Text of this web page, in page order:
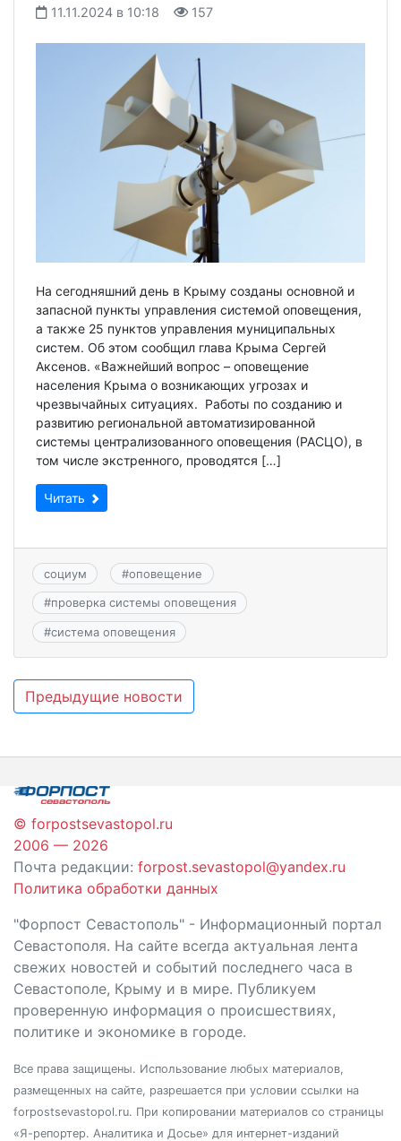
11.11.2024 в 10:18 157
На сегодняшний день в Крыму созданы основной и
запасной пункты управления системой оповещения,
а также 25 пунктов управления муниципальных
систем. Об этом сообщил глава Крыма Сергей
Аксенов. «Важнейший вопрос – оповещение
населения Крыма о возникающих угрозах и
чрезвычайных ситуациях. Работы по созданию и
развитию региональной автоматизированной
системы централизованного оповещения (РАСЦО), в
том числе экстренного, проводятся […]
Читать
социум #оповещение
#проверка системы оповещения
#система оповещения
Навигация
записям
Предыдущие новости
© forpostsevastopol.ru
2006 — 2026
Почта редакции: forpost.sevastopol@yandex.ru
Политика обработки данных
"Форпост Севастополь" - Информационный портал
Севастополя. На сайте всегда актуальная лента
свежих новостей и событий последнего часа в
Севастополе, Крыму и в мире. Публикуем
проверенную информация о происшествиях,
политике и экономике в городе.
Все права защищены. Использование любых материалов,
размещенных на сайте, разрешается при условии ссылки на
forpostsevastopol.ru. При копировании материалов со страницы
«Я-репортер. Аналитика и Досье» для интернет-изданий